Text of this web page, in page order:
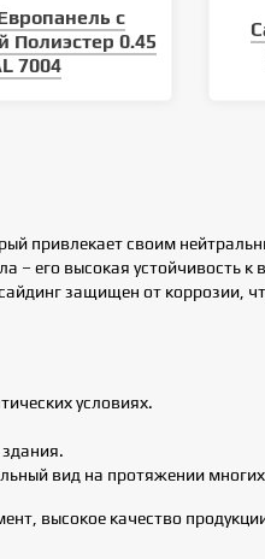
с
Полиэстер 0.45
7004
привлекает своим
– его высокая устойчивость
защищен от коррозии,
условиях.
вид на протяжении
высокое качество